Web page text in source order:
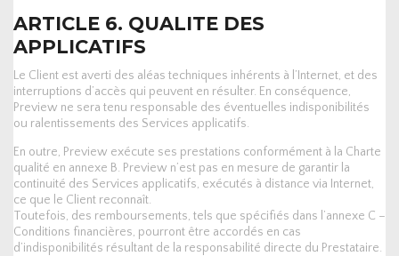
ARTICLE 6. QUALITE DES
APPLICATIFS
Le Client est averti des aléas techniques inhérents à l’Internet, et des
interruptions d’accès qui peuvent en résulter. En conséquence,
Preview ne sera tenu responsable des éventuelles indisponibilités
ou ralentissements des Services applicatifs.
En outre, Preview exécute ses prestations conformément à la Charte
qualité en annexe B. Preview n’est pas en mesure de garantir la
continuité des Services applicatifs, exécutés à distance via Internet,
ce que le Client reconnaît.
Toutefois, des remboursements, tels que spécifiés dans l’annexe C –
Conditions financières, pourront être accordés en cas
d’indisponibilités résultant de la responsabilité directe du Prestataire.